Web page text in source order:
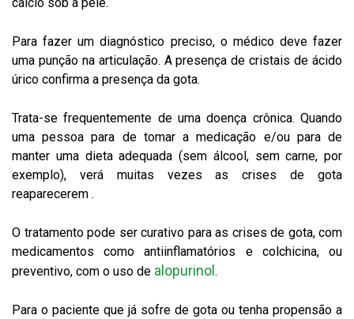
cálcio sob a pele.
Para fazer um diagnóstico preciso, o médico deve fazer
uma punção na articulação. A presença de cristais de ácido
úrico confirma a presença da gota.
Trata-se frequentemente de uma doença crônica. Quando
uma pessoa para de tomar a medicação e/ou para de
manter uma dieta adequada (sem álcool, sem carne, por
exemplo), verá muitas vezes as crises de gota
reaparecerem .
O tratamento pode ser curativo para as crises de gota, com
medicamentos como antiinflamatórios e colchicina, ou
preventivo, com o uso de alopurinol .
Para o paciente que já sofre de gota ou tenha propensão a